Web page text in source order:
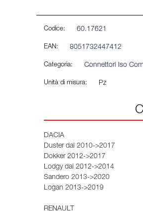
Codice: 60.17621
EAN: 8051732447412
Categoria: Connettori Iso
Unità di misura: Pz
DACIA
Duster dal 2010->2017
Dokker 2012->2017
Lodgy dal 2012->2014
Sandero 2013->2020
Logan 2013->2019
RENAULT